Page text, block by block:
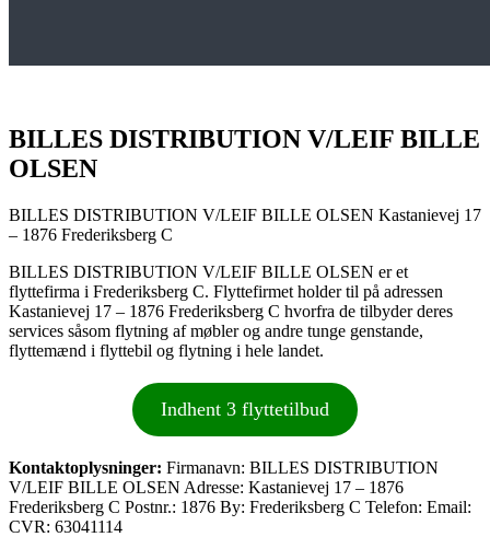
BILLES DISTRIBUTION V/LEIF BILLE
OLSEN
BILLES DISTRIBUTION V/LEIF BILLE OLSEN Kastanievej 17
– 1876 Frederiksberg C
BILLES DISTRIBUTION V/LEIF BILLE OLSEN er et
flyttefirma i Frederiksberg C. Flyttefirmet holder til på adressen
Kastanievej 17 – 1876 Frederiksberg C hvorfra de tilbyder deres
services såsom flytning af møbler og andre tunge genstande,
flyttemænd i flyttebil og flytning i hele landet.
Indhent 3 flyttetilbud
Kontaktoplysninger: Firmanavn: BILLES DISTRIBUTION
V/LEIF BILLE OLSEN Adresse: Kastanievej 17 – 1876
Frederiksberg C Postnr.: 1876 By: Frederiksberg C Telefon: Email:
CVR: 63041114